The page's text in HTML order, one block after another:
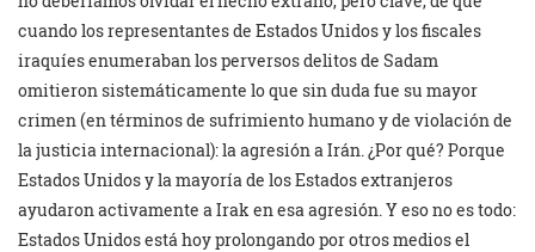
cuando los representantes de Estados Unidos y los fiscales
iraquíes enumeraban los perversos delitos de Sadam
omitieron sistemáticamente lo que sin duda fue su mayor
crimen (en términos de sufrimiento humano y de violación de
la justicia internacional): la agresión a Irán. ¿Por qué? Porque
Estados Unidos y la mayoría de los Estados extranjeros
ayudaron activamente a Irak en esa agresión. Y eso no es todo:
Estados Unidos está hoy prolongando por otros medios el